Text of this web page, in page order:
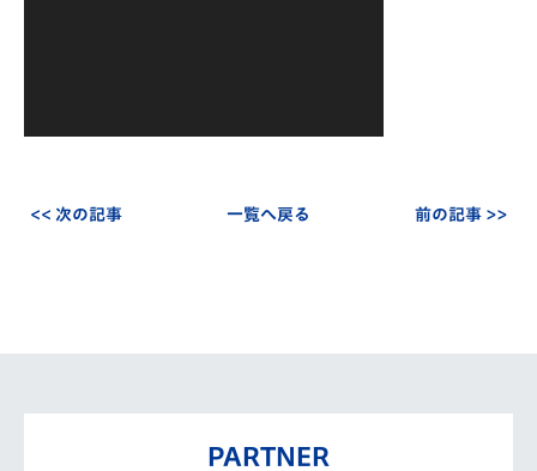
<< 次の記事 一覧へ戻る 前の記事 >>
PARTNER